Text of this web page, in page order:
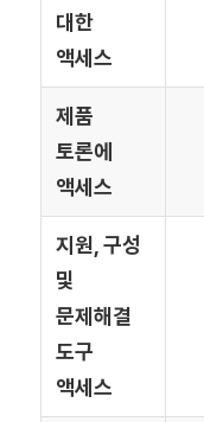
대한
액세스
제품
토론에
액세스
지원, 구성
및
문제해결
도구
액세스